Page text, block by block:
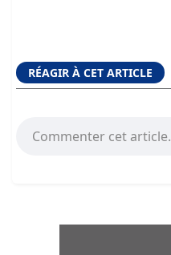
RÉAGIR À CET ARTICLE
Commenter cet article.